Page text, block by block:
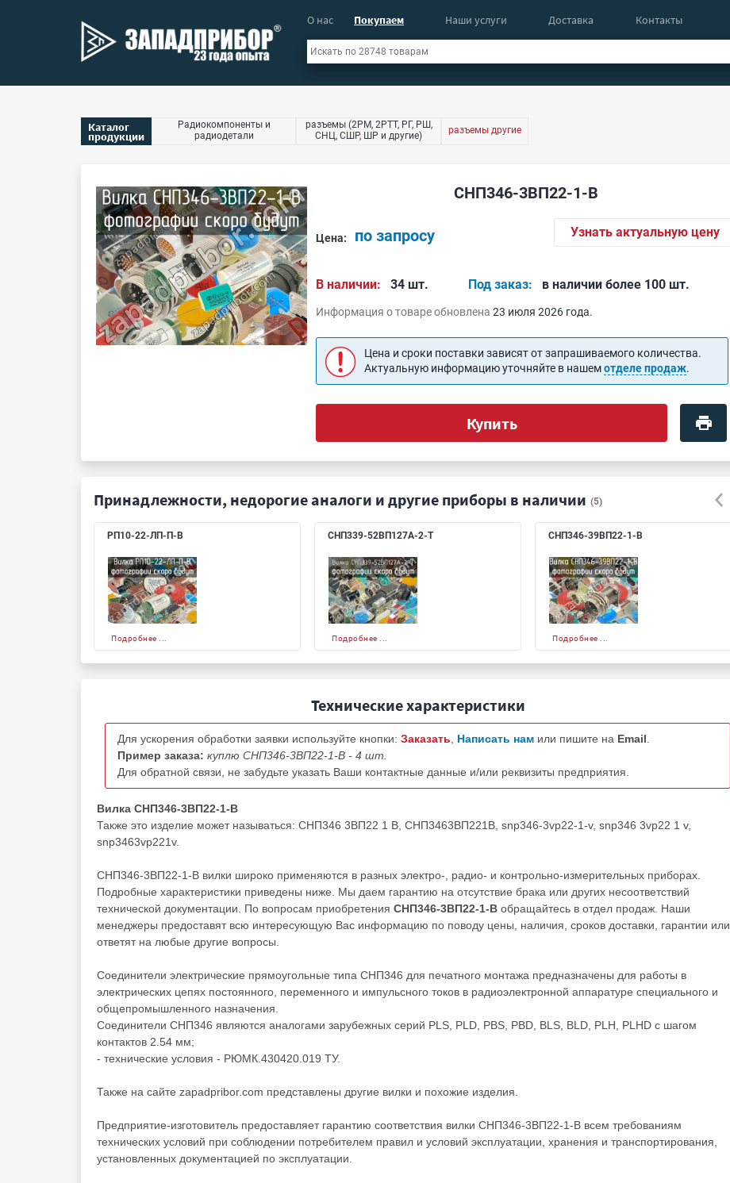
О нас Покупаем Наши услуги Доставка Контакты
Каталог
продукции
Радиокомпоненты и
радиодетали
разъемы (2РМ, 2РТТ, РГ, РШ,
СНЦ, СШР, ШР и другие)
разъемы другие
СНП346-3ВП22-1-В
Цена: по запросу Узнать актуальную цену
В наличии: 34 шт. Под заказ: в наличии более 100 шт.
Информация о товаре обновлена23 июля 2026 года.
Цена и сроки поставки зависят от запрашиваемого количества.
Актуальную информацию уточняйте в нашемотделе продаж.
Купить
Принадлежности, недорогие аналоги и другие приборы в наличии (5)
РП10-22-ЛП-П-В
Подробнее ...
СНП339-52ВП127А-2-Т
Подробнее ...
СНП346-39ВП22-1-В
Подробнее ...
Технические характеристики
Для ускорения обработки заявки используйте кнопки: Заказать Написать нам или пишите на Email
Пример заказа: куплю СНП346-3ВП22-1-В - 4 шт.
Для обратной связи, не забудьте указать Ваши контактные данные и/или реквизиты предприятия.
Вилка СНП346-3ВП22-1-В
Также это изделие может называться: СНП346 3ВП22 1 В, СНП3463ВП221В, snp346-3vp22-1-v, snp346 3vp22 1 v,
snp3463vp221v.
СНП346-3ВП22-1-В вилки широко применяются в разных электро-, радио- и контрольно-измерительных приборах.
Подробные характеристики приведены ниже. Мы даем гарантию на отсутствие брака или других несоответствий
технической документации. По вопросам приобретения СНП346-3ВП22-1-В обращайтесь в отдел продаж. Наши
менеджеры предоставят всю интересующую Вас информацию по поводу цены, наличия, сроков доставки, гарантии или
ответят на любые другие вопросы.
Соединители электрические прямоугольные типа СНП346 для печатного монтажа предназначены для работы в
электрических цепях постоянного, переменного и импульсного токов в радиоэлектронной аппаратуре специального и
общепромышленного назначения.
Соединители СНП346 являются аналогами зарубежных серий PLS, PLD, PBS, PBD, BLS, BLD, PLH, PLHD с шагом
контактов 2.54 мм;
- технические условия - РЮМК.430420.019 ТУ.
Также на сайте zapadpribor.com представлены другие вилки и похожие изделия.
Предприятие-изготовитель предоставляет гарантию соответствия вилки СНП346-3ВП22-1-В всем требованиям
технических условий при соблюдении потребителем правил и условий эксплуатации, хранения и транспортирования,
установленных документацией по эксплуатации.